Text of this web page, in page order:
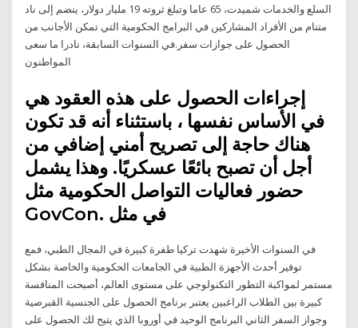
السلع والخدمات شميدت، 65 عاما وتبلغ ثروته 19 مليار دولار، ينضم إلى ناد
متنام من الأفراد المشاركين في البرامج الحكومية التي تمكن الأجانب من
الحصول على جوازات سفر.في السنوات السابقة، نادرا ما سعى
المواطنون
إجراءات الحصول على هذه العقود هي
في الأساس نفسها ، باستثناء أنه قد تكون
هناك حاجة إلى تصريح أمني إضافي من
أجل أن تصبح بائعًا عسكريًا. وهذا يشمل
حضور فعاليات التواصل الحكومية مثل
GovCon. في مثل
في السنوات الأخيرة شهدت تركيا طفرة كبيرة في المجال الطبي، فمع
توفير أحدث الأجهزة الطبية في الجامعات الحكومية والخاصة بشكل
مستمر لمواكبة التطور التكنولوجي على مستوى العالم، أصبحت المنافسة
كبيرة بين الطلاب الراغبين يعتبر برنامج الحصول على الجنسية القبرصية
وجواز السفر الثاني البرنامج الوحيد في أوروبا الذي يتيح لك الحصول على